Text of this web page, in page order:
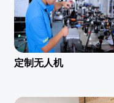
定制无人机